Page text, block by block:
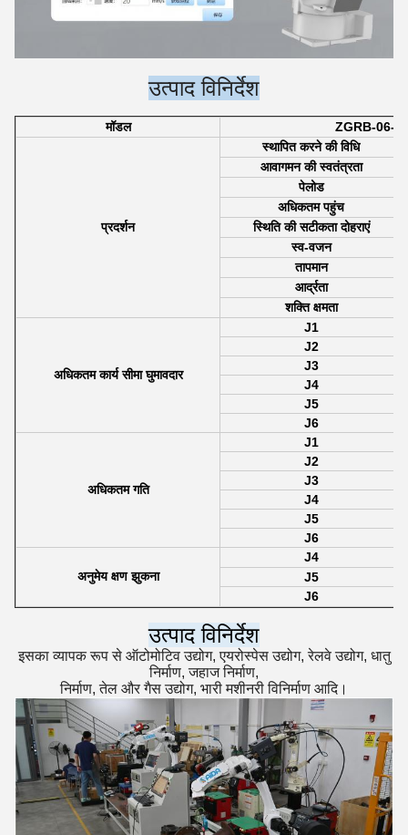
उत्पाद विनिर्देश
मॉडल ZGRB-06-
प्रदर्शन
स्थापित करने की विधि
आवागमन की स्वतंत्रता
पेलोड
अधिकतम पहुंच
स्थिति की सटीकता दोहराएं
स्व-वजन
तापमान
आर्द्रता
शक्ति क्षमता
अधिकतम कार्य सीमा घुमावदार
J1
J2
J3
J4
J5
J6
अधिकतम गति
J1
J2
J3
J4
J5
J6
अनुमेय क्षण झुकना
J4
J5
J6
उत्पाद विनिर्देश
इसका व्यापक रूप से ऑटोमोटिव उद्योग, एयरोस्पेस उद्योग, रेलवे उद्योग, धातु
निर्माण, जहाज निर्माण,
निर्माण, तेल और गैस उद्योग, भारी मशीनरी विनिर्माण आदि।